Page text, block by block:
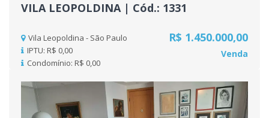
VILA LEOPOLDINA | Cód.: 1331
Vila Leopoldina - São Paulo
IPTU: R$ 0,00
Condomínio: R$ 0,00
R$ 1.450.000,00
Venda
Previous